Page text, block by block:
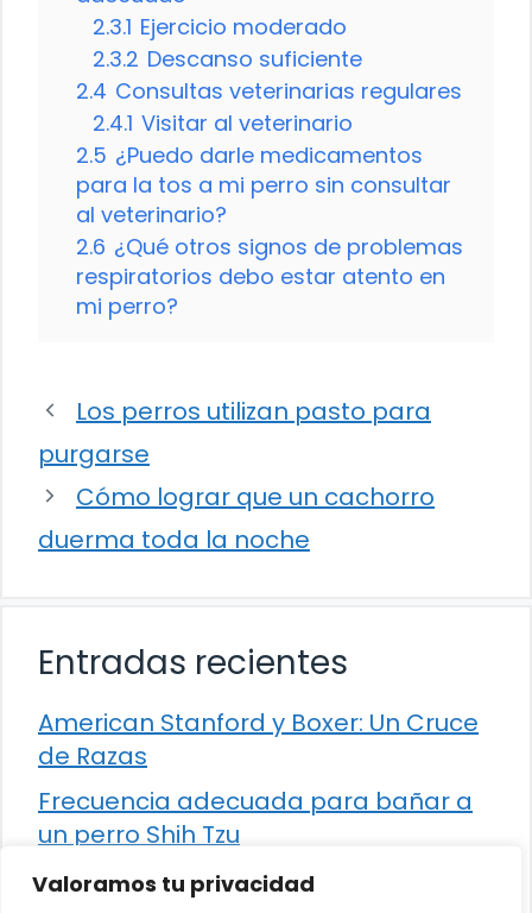
Valoramos tu privacidad
2.3.1 Ejercicio moderado
2.3.2 Descanso suficiente
2.4 Consultas veterinarias regulares
2.4.1 Visitar al veterinario
2.5 ¿Puedo darle medicamentos
para la tos a mi perro sin consultar
al veterinario?
2.6 ¿Qué otros signos de problemas
respiratorios debo estar atento en
mi perro?
Los perros utilizan pasto para
purgarse
Cómo lograr que un cachorro
duerma toda la noche
Entradas recientes
American Stanford y Boxer: Un Cruce
de Razas
Frecuencia adecuada para bañar a
un perro Shih Tzu
Comparación entre Apache Storm y